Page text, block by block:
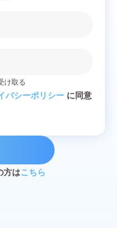
け取る
バシーポリシー に同意
方はこちら